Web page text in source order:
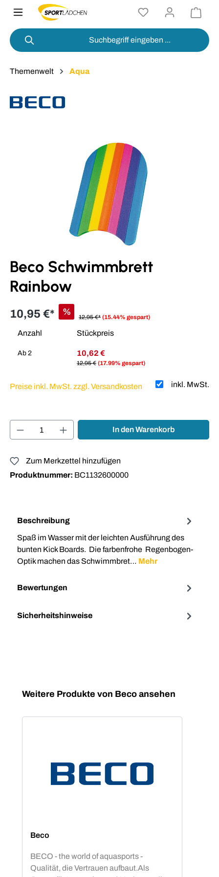
springen
Themenwelt Aqua
Beco Schwimmbrett
Rainbow
10,95 €* %
12,95 €* (15.44% gespart)
Anzahl Stückpreis
Ab 2 10,62 €
12,95 € (17.99% gespart)
inkl. MwSt.
Preise inkl. MwSt. zzgl. Versandkosten
Produkt Anzahl: Gib den gewünschten
In den Warenkorb
Zum Merkzettel hinzufügen
Produktnummer: BC1132600000
Beschreibung
Spaß im Wasser mit der leichten Ausführung des
bunten Kick Boards. Die farbenfrohe Regenbogen-
Optik machen das Schwimmbret… Mehr
Bewertungen
Sicherheitshinweise
Produktgalerie überspringen
Weitere Produkte von Beco ansehen
Beco
BECO - the world of aquasports -
Qualität, die Vertrauen aufbaut.Als